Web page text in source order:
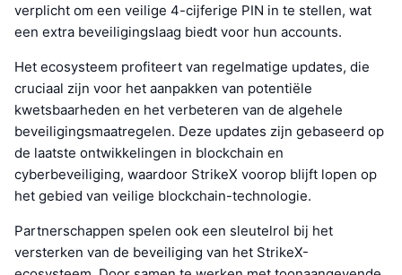
verplicht om een veilige 4-cijferige PIN in te stellen, wat
een extra beveiligingslaag biedt voor hun accounts.
Het ecosysteem profiteert van regelmatige updates, die
cruciaal zijn voor het aanpakken van potentiële
kwetsbaarheden en het verbeteren van de algehele
beveiligingsmaatregelen. Deze updates zijn gebaseerd op
de laatste ontwikkelingen in blockchain en
cyberbeveiliging, waardoor StrikeX voorop blijft lopen op
het gebied van veilige blockchain-technologie.
Partnerschappen spelen ook een sleutelrol bij het
versterken van de beveiliging van het StrikeX-